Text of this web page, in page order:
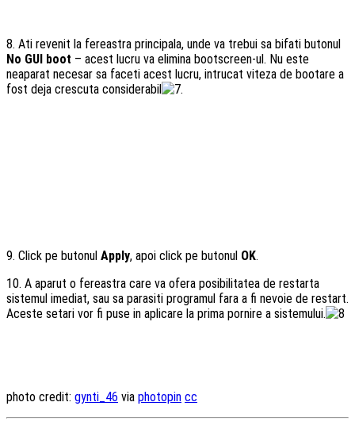
8. Ati revenit la fereastra principala, unde va trebui sa bifati butonul
No GUI boot – acest lucru va elimina bootscreen-ul. Nu este
neaparat necesar sa faceti acest lucru, intrucat viteza de bootare a
fost deja crescuta considerabil
.
9. Click pe butonul Apply, apoi click pe butonul OK.
10. A aparut o fereastra care va ofera posibilitatea de restarta
sistemul imediat, sau sa parasiti programul fara a fi nevoie de restart.
Aceste setari vor fi puse in aplicare la prima pornire a sistemului.
photo credit: gynti_46 via photopin cc